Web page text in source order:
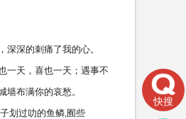
深深的刺痛了我的心。
一天，喜也一天；遇事不
墙布满你的哀愁。
划过叻的鱼鳞,囿些
快搜